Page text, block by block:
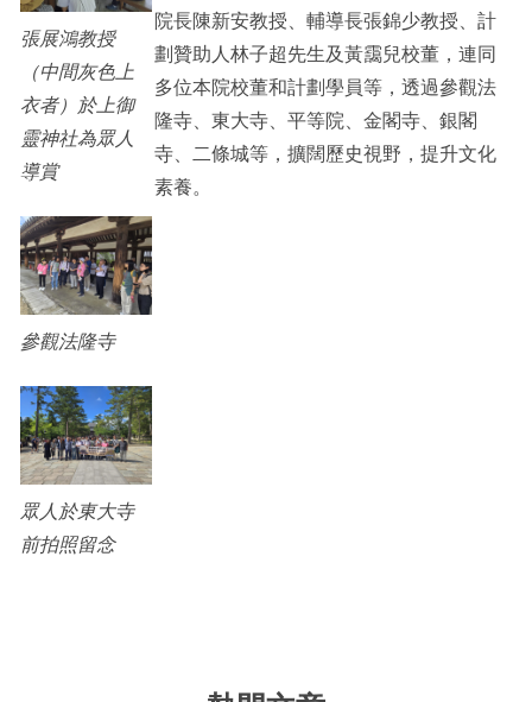
張展鴻教授
（中間灰色上
衣者）於上御
靈神社為眾人
導賞
參觀法隆寺
眾人於東大寺
前拍照留念
院長陳新安教授、輔導長張錦少教授、計
劃贊助人林子超先生及黃靄兒校董，連同
多位本院校董和計劃學員等，透過參觀法
隆寺、東大寺、平等院、金閣寺、銀閣
寺、二條城等，擴闊歷史視野，提升文化
素養。